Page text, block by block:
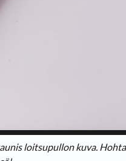
loitsupullon kuva.